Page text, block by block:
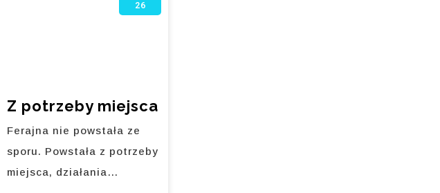
Z potrzeby miejsca
26
Ferajna nie powstała ze
sporu. Powstała z potrzeby
miejsca, działania…